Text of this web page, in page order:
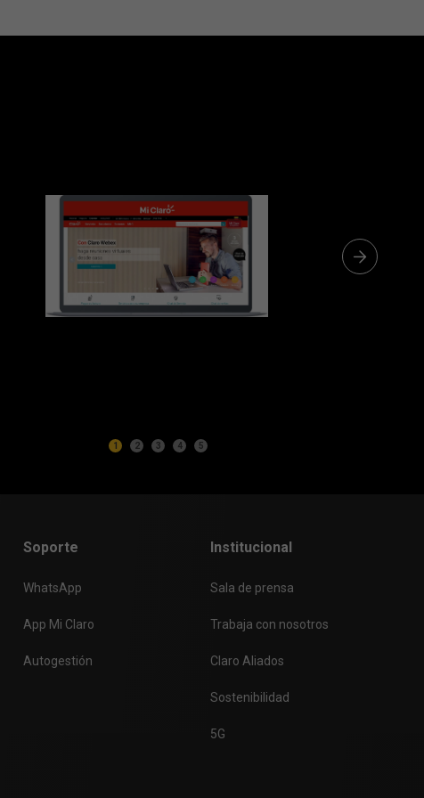
1 2 3 4 5
Soporte
WhatsApp
App Mi Claro
Autogestión
Institucional
Sala de prensa
Trabaja con nosotros
Claro Aliados
Sostenibilidad
5G